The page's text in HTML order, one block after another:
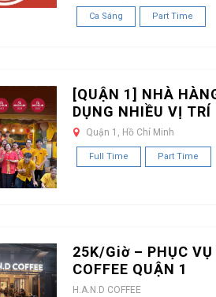
Ca Sáng Part Time
[QUẬN 1] NHÀ
DỤNG NHIỀU VỊ TRÍ
Quận 1, Hồ Chí Minh
Full Time Part Time
25K/Giờ – PHỤC
COFFEE QUẬN 1
H.A.N.D COFFEE